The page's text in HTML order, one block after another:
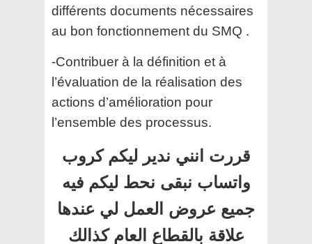
différents documents nécessaires
au bon fonctionnement du SMQ .
-Contribuer à la définition et à
l’évaluation de la réalisation des
actions d’amélioration pour
l’ensemble des processus.
قررت انني ندير ليكم كروب
واتساب نبقى نحط ليكم فيه
جميع عروض العمل لي عندها
علاقة بالقطاع العام كذالك